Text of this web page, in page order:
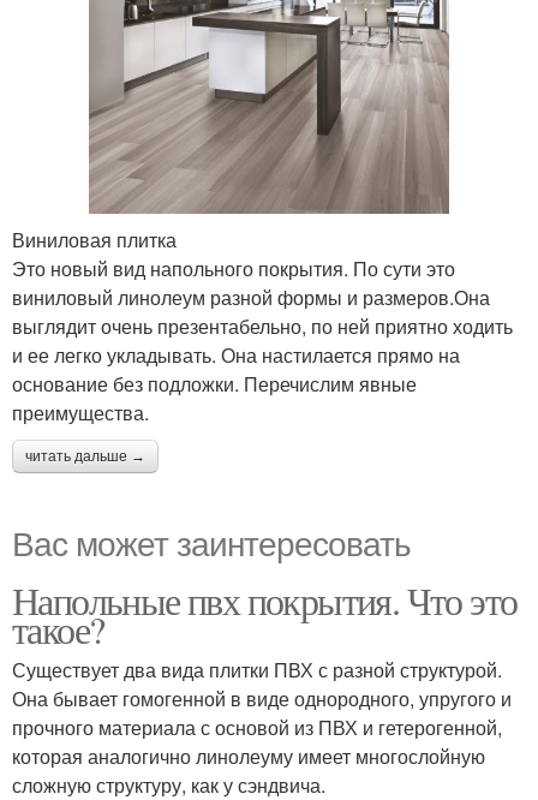
Виниловая плитка
Это новый вид напольного покрытия. По сути это
виниловый линолеум разной формы и размеров.Она
выглядит очень презентабельно, по ней приятно ходить
и ее легко укладывать. Она настилается прямо на
основание без подложки. Перечислим явные
преимущества.
читать дальше →
Вас может заинтересовать
Напольные пвх покрытия. Что это
такое?
Существует два вида плитки ПВХ с разной структурой.
Она бывает гомогенной в виде однородного, упругого и
прочного материала с основой из ПВХ и гетерогенной,
которая аналогично линолеуму имеет многослойную
сложную структуру, как у сэндвича.